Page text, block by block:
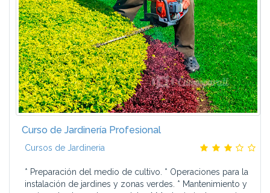
Curso de Jardinería Profesional
Cursos de Jardineria
* Preparación del medio de cultivo. * Operaciones para la
instalación de jardines y zonas verdes. * Mantenimiento y